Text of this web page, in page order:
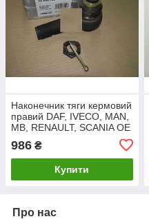
Наконечник тяги кермовий
правий DAF, IVECO, MAN,
MB, RENAULT, SCANIA OE
81953016252 RIDER RD
44.58.54
986 ₴
Купити
Про нас